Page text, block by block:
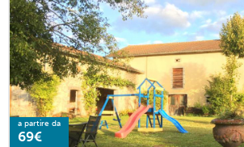
a partire da
69€